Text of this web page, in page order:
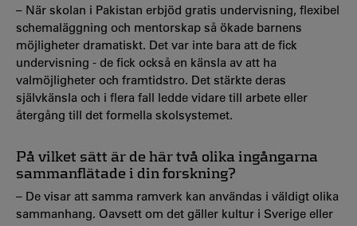
– När skolan i Pakistan erbjöd gratis undervisning, flexibel
schemaläggning och mentorskap så ökade barnens
möjligheter dramatiskt. Det var inte bara att de fick
undervisning - de fick också en känsla av att ha
valmöjligheter och framtidstro. Det stärkte deras
självkänsla och i flera fall ledde vidare till arbete eller
återgång till det formella skolsystemet.
På vilket sätt är de här två olika ingångarna
sammanflätade i din forskning?
– De visar att samma ramverk kan användas i väldigt olika
sammanhang. Oavsett om det gäller kultur i Sverige eller